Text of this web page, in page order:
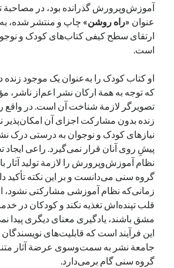
آموزش‌وپرورش گذرانده بود، در مصاحبة
عنوان «راه روشن» چاپ و منتشر شده،
ارتقای سطح کیفی کتاب‌های کودک و
است.
او کتاب کودک را به‌عنوان یک موجود
که توجه به همة ارکان نشر اعم‌از ناشر،
تصویرگر لازمة شناخت آن است. در واقع
زنده بدون مشارکت اجزای آن امکان‌پذیر
نیازهای کودک و نوجوان به درستی درک
پیشِ روی آنان قرار نمی‌گیرد. راعی
نظام آموزش‌وپرورش را لازمة تولید آثار
گروه سنی می‌دانست و بر این نکته تأکید
زمانی‌که نظام آموزشی مشارکتی نشود، از
قلب تپنده‌اش تغذیه نکند و کودکان در
مشق باشند، یادگیری معنای دیگری پیدا
این فرآیند است که قابلیت‌های
جامعة‌ نشر به سمت‌وسوی عرضة آثار
گروه سنی گام برمی‌دارد.